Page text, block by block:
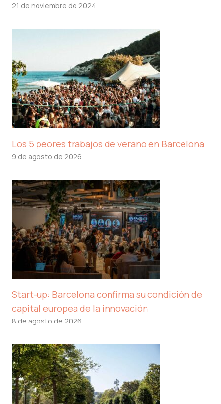
21 de noviembre de 2024
Los 5 peores trabajos de verano en Barcelona
9 de agosto de 2026
Start-up: Barcelona confirma su condición de
capital europea de la innovación
8 de agosto de 2026